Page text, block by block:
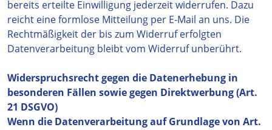
bereits erteilte Einwilligung jederzeit widerrufen. Dazu
reicht eine formlose Mitteilung per E-Mail an uns. Die
Rechtmäßigkeit der bis zum Widerruf erfolgten
Datenverarbeitung bleibt vom Widerruf unberührt.
Widerspruchsrecht gegen die Datenerhebung in
besonderen Fällen sowie gegen Direktwerbung (Art.
21 DSGVO)
Wenn die Datenverarbeitung auf Grundlage von Art.